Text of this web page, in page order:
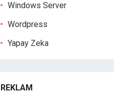
Windows Server
Wordpress
Yapay Zeka
REKLAM